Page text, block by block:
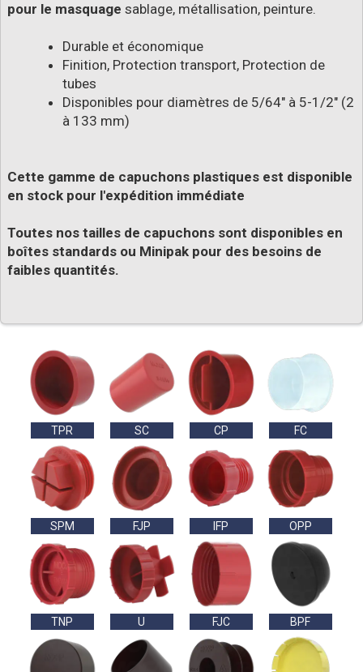
pour le masquage sablage, métallisation, peinture.
Durable et économique
Finition, Protection transport, Protection de
tubes
Disponibles pour diamètres de 5/64" à 5-1/2" (2
à 133 mm)
Cette gamme de capuchons plastiques est disponible
en stock pour l'expédition immédiate
Toutes nos tailles de capuchons sont disponibles en
boîtes standards ou Minipak pour des besoins de
faibles quantités.
TPR SC CP FC
SPM FJP IFP OPP
TNP U FJC BPF